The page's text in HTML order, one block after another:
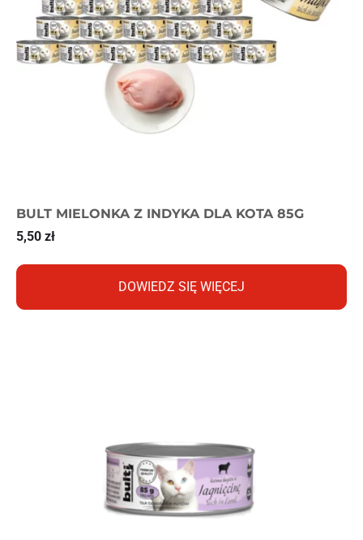
BULT MIELONKA Z INDYKA DLA KOTA 85G
5,50 zł
DOWIEDZ SIĘ WIĘCEJ